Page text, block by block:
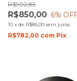
R$850,00
R$902,85
6%
10 x de R$85,00 sem juros
R$782,00 com Pix